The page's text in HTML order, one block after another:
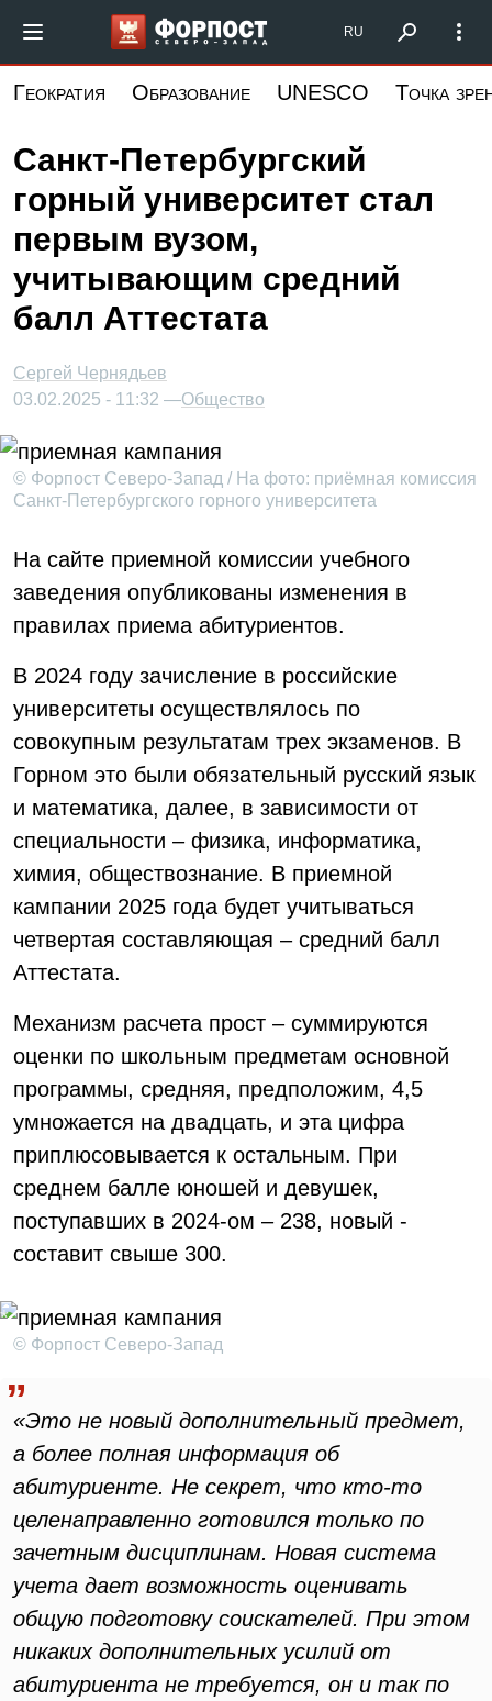
основному
Форпост Северо-Запад
RU
Геократия Образование UNESCO Точка
Санкт-Петербургский
горный университет стал
первым вузом,
учитывающим средний
балл Аттестата
Сергей Чернядьев
03.02.2025 - 11:32 —Общество
© Форпост Северо-Запад / На фото: приёмная комиссия
Санкт-Петербургского горного университета
На сайте приемной комиссии учебного
заведения опубликованы изменения в
правилах приема абитуриентов.
В 2024 году зачисление в российские
университеты осуществлялось по
совокупным результатам трех экзаменов. В
Горном это были обязательный русский язык
и математика, далее, в зависимости от
специальности – физика, информатика,
химия, обществознание. В приемной
кампании 2025 года будет учитываться
четвертая составляющая – средний балл
Аттестата.
Механизм расчета прост – суммируются
оценки по школьным предметам основной
программы, средняя, предположим, 4,5
умножается на двадцать, и эта цифра
приплюсовывается к остальным. При
среднем балле юношей и девушек,
поступавших в 2024-ом – 238, новый -
составит свыше 300.
© Форпост Северо-Запад
«Это не новый дополнительный предмет,
а более полная информация об
абитуриенте. Не секрет, что кто-то
целенаправленно готовился только по
зачетным дисциплинам. Новая система
учета дает возможность оценивать
общую подготовку соискателей. При этом
никаких дополнительных усилий от
абитуриента не требуется, он и так по